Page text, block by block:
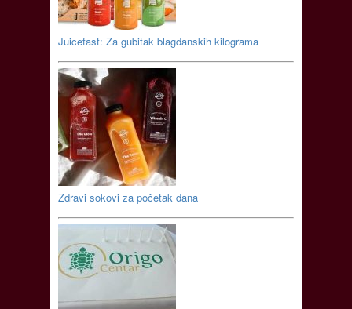
Juicefast: Za gubitak blagdanskih kilograma
Zdravi sokovi za početak dana